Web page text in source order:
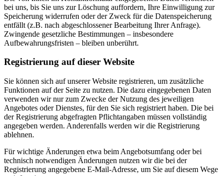
bei uns, bis Sie uns zur Löschung auffordern, Ihre Einwilligung zur
Speicherung widerrufen oder der Zweck für die Datenspeicherung
entfällt (z.B. nach abgeschlossener Bearbeitung Ihrer Anfrage).
Zwingende gesetzliche Bestimmungen – insbesondere
Aufbewahrungsfristen – bleiben unberührt.
Registrierung auf dieser Website
Sie können sich auf unserer Website registrieren, um zusätzliche
Funktionen auf der Seite zu nutzen. Die dazu eingegebenen Daten
verwenden wir nur zum Zwecke der Nutzung des jeweiligen
Angebotes oder Dienstes, für den Sie sich registriert haben. Die bei
der Registrierung abgefragten Pflichtangaben müssen vollständig
angegeben werden. Anderenfalls werden wir die Registrierung
ablehnen.
Für wichtige Änderungen etwa beim Angebotsumfang oder bei
technisch notwendigen Änderungen nutzen wir die bei der
Registrierung angegebene E-Mail-Adresse, um Sie auf diesem Wege